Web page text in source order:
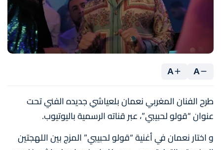
A
A
طرح الفنان المغربي نعمان بلعياشي جديده الفني تحت
عنوان “قولو لحبيبي”، عبر قناته الرسمية باليوتيوب.
و اختار نعمان في أغنية “قولو لحبيبي” المزج بين اللهجتين